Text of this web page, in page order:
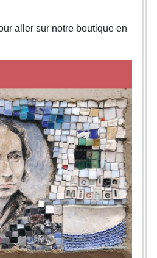
aller sur notre boutique en